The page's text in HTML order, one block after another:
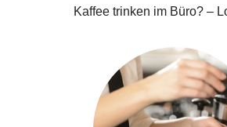
Kaffee trinken im Büro? –